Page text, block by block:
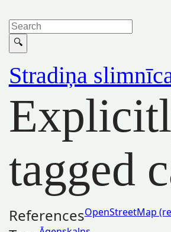
Stradiņa
tagged
ReferencesOpenStreetMap